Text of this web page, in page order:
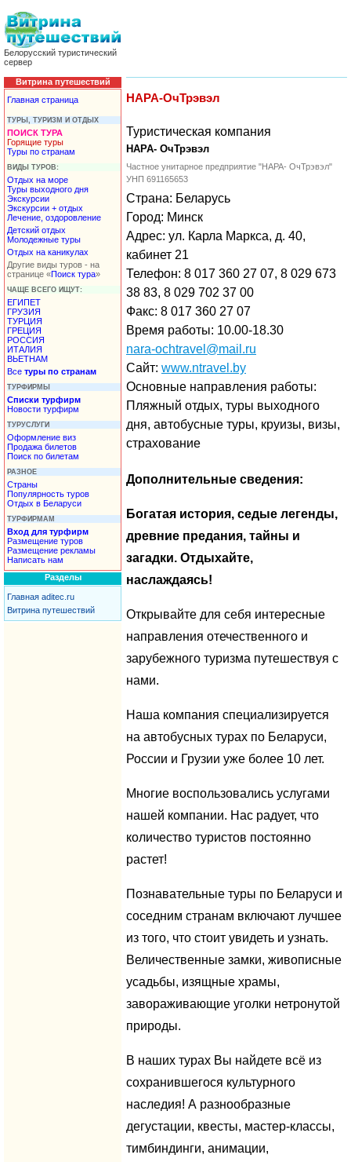
Белорусский туристический
сервер
Витрина путешествий
Главная страница
ТУРЫ, ТУРИЗМ И ОТДЫХ
ПОИСК ТУРА
Горящие туры
Туры по странам
ВИДЫ ТУРОВ:
Отдых на море
Туры выходного дня
Экскурсии
Экскурсии + отдых
Лечение, оздоровление
Детский отдых
Молодежные туры
Отдых на каникулах
Другие виды туров - на
странице «Поиск тура»
ЧАЩЕ ВСЕГО ИЩУТ:
ЕГИПЕТ
ГРУЗИЯ
ТУРЦИЯ
ГРЕЦИЯ
РОССИЯ
ИТАЛИЯ
ВЬЕТНАМ
Все туры по странам
ТУРФИРМЫ
Списки турфирм
Новости турфирм
ТУРУСЛУГИ
Оформление виз
Продажа билетов
Поиск по билетам
РАЗНОЕ
Страны
Популярность туров
Отдых в Беларуси
ТУРФИРМАМ
Вход для турфирм
Размещение туров
Размещение рекламы
Написать нам
Разделы
Главная aditec.ru
Витрина путешествий
НАРА-ОчТрэвэл
Туристическая компания
НАРА- ОчТрэвэл
Частное унитарное предприятие "НАРА- ОчТрэвэл"
УНП 691165653
Страна: Беларусь
Город: Минск
Адрес: ул. Карла Маркса, д. 40,
кабинет 21
Телефон: 8 017 360 27 07, 8 029 673
38 83, 8 029 702 37 00
Факс: 8 017 360 27 07
Время работы: 10.00-18.30
nara-ochtravel@mail.ru
Сайт: www.ntravel.by
Основные направления работы:
Пляжный отдых, туры выходного
дня, автобусные туры, круизы, визы,
страхование
Дополнительные сведения:
Богатая история, седые легенды,
древние предания, тайны и
загадки. Отдыхайте,
наслаждаясь!
Открывайте для себя интересные
направления отечественного и
зарубежного туризма путешествуя с
нами.
Наша компания специализируется
на автобусных турах по Беларуси,
России и Грузии уже более 10 лет.
Многие воспользовались услугами
нашей компании. Нас радует, что
количество туристов постоянно
растет!
Познавательные туры по Беларуси и
соседним странам включают лучшее
из того, что стоит увидеть и узнать.
Величественные замки, живописные
усадьбы, изящные храмы,
завораживающие уголки нетронутой
природы.
В наших турах Вы найдете всё из
сохранившегося культурного
наследия! А разнообразные
дегустации, квесты, мастер-классы,
тимбиндинги, анимации,